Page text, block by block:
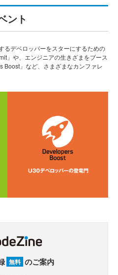
ント
るデベロッパーをスターにするための
」や、エンジニアの生きざまをブース
Boost」など、さまざまなカンファレ
無料 のご案内